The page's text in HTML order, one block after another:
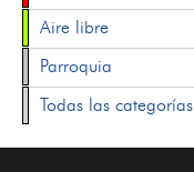
Aire libre
Parroquia
Todas las